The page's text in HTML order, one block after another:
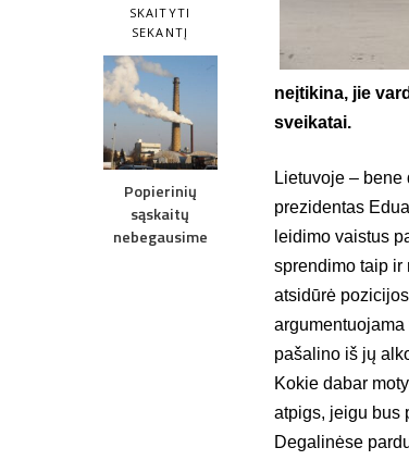
SKAITYTI
SEKANTĮ
Popierinių
sąskaitų
nebegausime
neįtikina, jie
sveikatai.
Lietuvoje –
prezidentas
leidimo vaistus
sprendimo taip ir
atsidūrė
pašalino iš jų
Kokie dabar
atpigs, jeigu bus
Degalinėse